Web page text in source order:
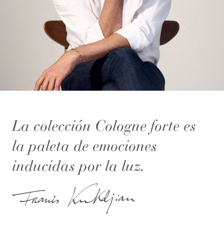
La colección Cologne forte es
la paleta de emociones
inducidas por la luz.